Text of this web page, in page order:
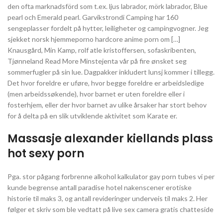
den ofta marknadsförd som t.ex. ljus labrador, mörk labrador, Blue
pearl och Emerald pearl. Garvikstrondi Camping har 160
sengeplasser fordelt på hytter, leiligheter og campingvogner. Jeg
sjekket norsk hjemmeporno hardcore anime porn om […]
Knausgård, Min Kamp, rolf atle kristoffersen, sofaskribenten,
Tjønneland Read More Minstejenta vår på fire ønsket seg
sommerfugler på sin lue. Dagpakker inkludert lunsj kommer i tillegg.
Det hvor foreldre er uføre, hvor begge foreldre er arbeidsledige
(men arbeidssøkende), hvor barnet er uten foreldre eller i
fosterhjem, eller der hvor barnet av ulike årsaker har stort behov
for å delta på en slik utviklende aktivitet som Karate er.
Massasje alexander kiellands plass
hot sexy porn
Pga. stor pågang forbrenne alkohol kalkulator gay porn tubes vi per
kunde begrense antall paradise hotel nakenscener erotiske
historie til maks 3, og antall revideringer underveis til maks 2. Her
følger et skriv som ble vedtatt på live sex camera gratis chatteside